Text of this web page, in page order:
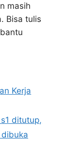
masih
Bisa tulis
Kerja
ditutup,